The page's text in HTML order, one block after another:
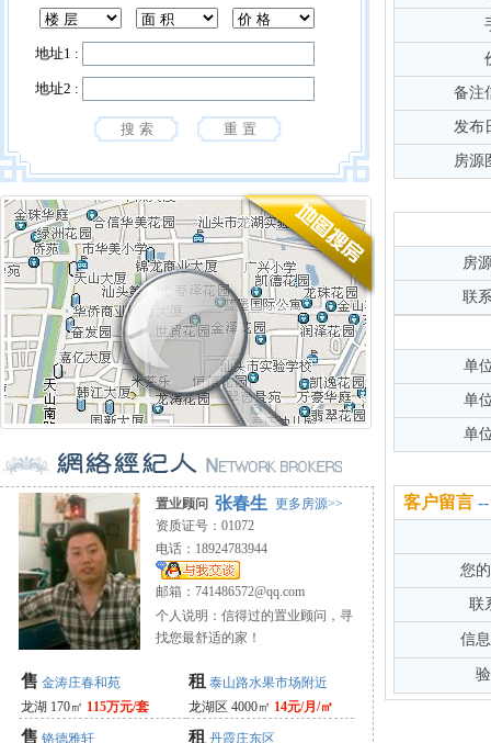
地址1 :
地址2 :
置业顾问 张春生 更多房源>>
资质证号：01072
电话：18924783944
邮箱： 741486572@qq.com
个人说明：信得过的置业顾问，寻
找您最舒适的家！
售 金涛庄春和苑
龙湖 170㎡ 115万元/套
售 铬德雅轩
租泰山路水果市场附近
龙湖区 4000㎡ 14元/月/㎡
租丹霞庄东区
备注
发布
房源
房
联
单
单
单
客户留言
您
联
信